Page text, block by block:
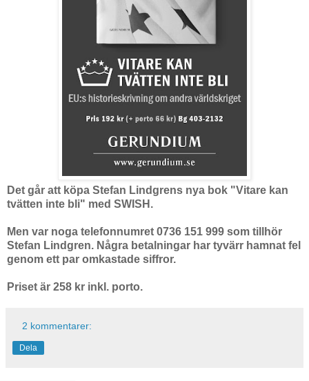
Det går att köpa Stefan Lindgrens nya bok "Vitare kan
tvätten inte bli" med SWISH.
Men var noga telefonnumret 0736 151 999 som tillhör
Stefan Lindgren. Några betalningar har tyvärr hamnat fel
genom ett par omkastade siffror.
Priset är 258 kr inkl. porto.
2 kommentarer:
Dela